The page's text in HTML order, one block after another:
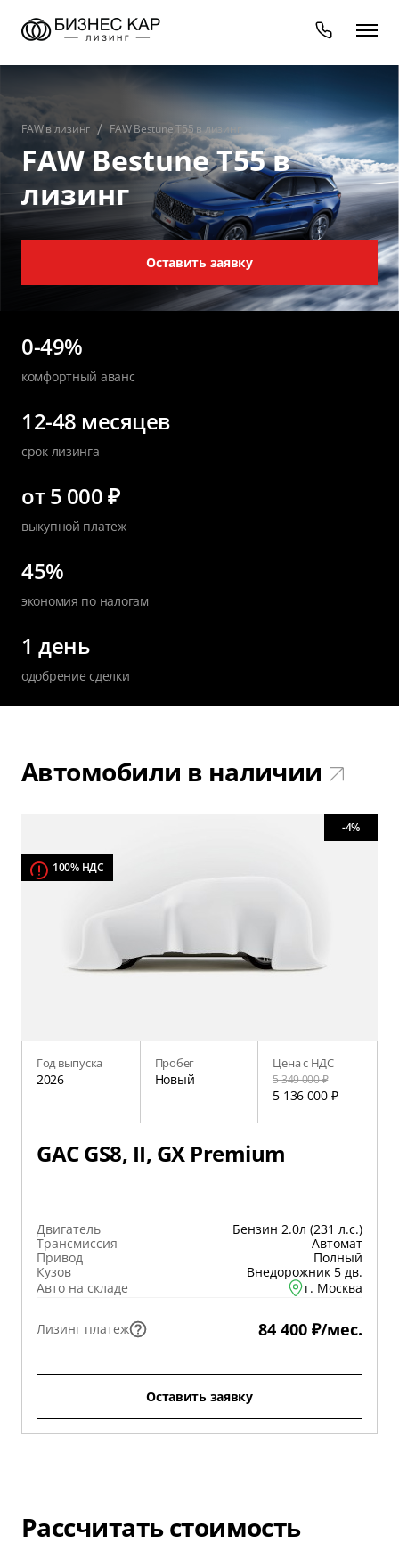
FAW в лизинг FAW Bestune T55 в лизинг
FAW Bestune T55 в
лизинг
Оставить заявку
0-49%
комфортный аванс
12-48 месяцев
срок лизинга
от 5 000 ₽
выкупной платеж
45%
экономия по налогам
1 день
одобрение сделки
Автомобили в наличии
100% НДС
-4%
Год выпуска
2026
Пробег
Новый
Цена с НДС
5 349 000 ₽
5 136 000 ₽
GAC GS8, II, GX Premium
Двигатель
Бензин 2.0л (231 л.с.)
Трансмиссия
Автомат
Привод
Полный
Кузов
Внедорожник 5 дв.
Авто на складе
г. Москва
Лизинг платеж 84 400 ₽/мес.
Оставить заявку
Рассчитать стоимость